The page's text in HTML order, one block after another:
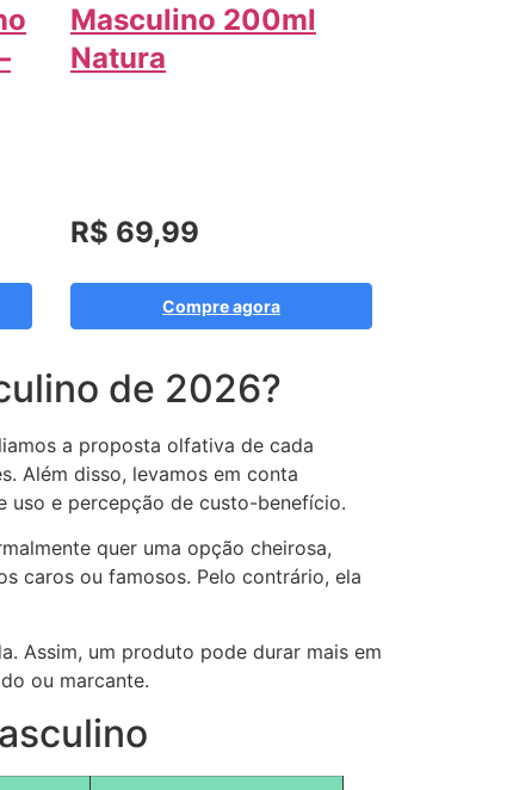
Masculino 200ml
Natura
R$ 69,99
Compre agora
de 2026?
a proposta olfativa de cada
Além disso, levamos em conta
uso e percepção de custo-benefício.
quer uma opção cheirosa,
caros ou famosos. Pelo contrário, ela
Assim, um produto pode durar mais em
ou marcante.